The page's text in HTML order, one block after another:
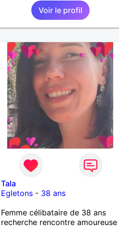
Voir le profil
Tala
Egletons- 38 ans
Femme célibataire de 38 ans
recherche rencontre amoureuse